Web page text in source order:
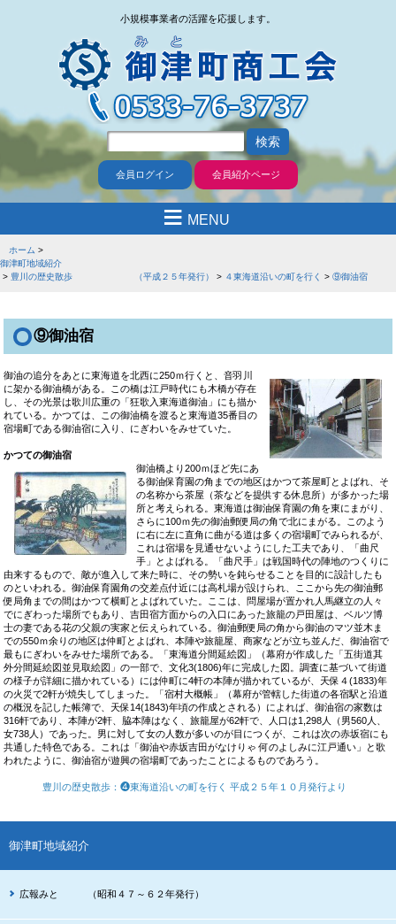
小規模事業者の活躍を応援します。
会員ログイン 会員紹介ページ
≡ MENU
ホーム
御津町地域紹介
豊川の歴史散歩 （平成２５年発行）
４東海道沿いの町を行く ⑨御油宿
⑨御油宿
御油の追分をあとに東海道を北西に250ｍ行くと、音羽川
に架かる御油橋がある。この橋は江戸時代にも木橋が存在
し、その光景は歌川広重の「狂歌入東海道御油」にも描か
れている。かつては、この御油橋を渡ると東海道35番目の
宿場町である御油宿に入り、にぎわいをみせていた。
かつての御油宿
御油橋より200ｍほど先にあ
る御油保育園の角までの地区はかつて茶屋町とよばれ、そ
の名称から茶屋（茶などを提供する休息所）が多かった場
所と考えられる。東海道は御油保育園の角を東にまがり、
さらに100ｍ先の御油郵便局の角で北にまがる。このよう
に右に左に直角に曲がる道は多くの宿場町でみられるが、
これは宿場を見通せないようにした工夫であり、「曲尺
手」とよばれる。「曲尺手」は戦国時代の陣地のつくりに
由来するもので、敵が進入して来た時に、その勢いを鈍らせることを目的に設計したも
のといわれる。御油保育園角の交差点付近には高札場が設けられ、ここから先の御油郵
便局角までの間はかつて横町とよばれていた。ここは、問屋場が置かれ人馬継立の人々
でにぎわった場所でもあり、吉田宿方面からの入口にあった旅籠の戸田屋は、ベルツ博
士の妻である花の父親の実家と伝えられている。御油郵便局の角から御油のマツ並木ま
での550ｍ余りの地区は仲町とよばれ、本陣や旅籠屋、商家などが立ち並んだ、御油宿で
最もにぎわいをみせた場所である。「東海道分間延絵図」（幕府が作成した「五街道其
外分間延絵図並見取絵図」の一部で、文化3(1806)年に完成した図。調査に基づいて街道
の様子が詳細に描かれている）には仲町に4軒の本陣が描かれているが、天保４(1833)年
の火災で2軒が焼失してしまった。「宿村大概帳」（幕府が管轄した街道の各宿駅と沿道
の概況を記した帳簿で、天保14(1843)年頃の作成とされる）によれば、御油宿の家数は
316軒であり、本陣が2軒、脇本陣はなく、旅籠屋が62軒で、人口は1,298人（男560人、
女738人）であった。男に対して女の人数が多いのが目につくが、これは次の赤坂宿にも
共通した特色である。これは「御油や赤坂吉田がなけりゃ 何のよしみに江戸通い」と歌
われたように、御油宿が遊興の宿場町であったことによるものであろう。
豊川の歴史散歩 ：❹東海道沿いの町を行く 平成２５年１０月発行より
御津町地域紹介
広報みと （昭和４７～６２年発行）